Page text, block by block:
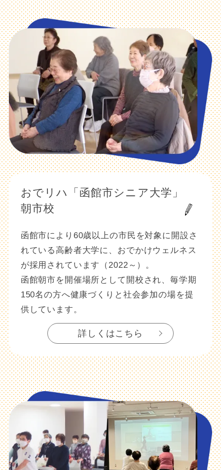
おでリハ「函館市シニア大学」
朝市校
函館市により60歳以上の市民を対象に開設さ
れている高齢者大学に、おでかけウェルネス
が採用されています（2022～）。
函館朝市を開催場所として開校され、毎学期
150名の方へ健康づくりと社会参加の場を提
供しています。
詳しくはこちら